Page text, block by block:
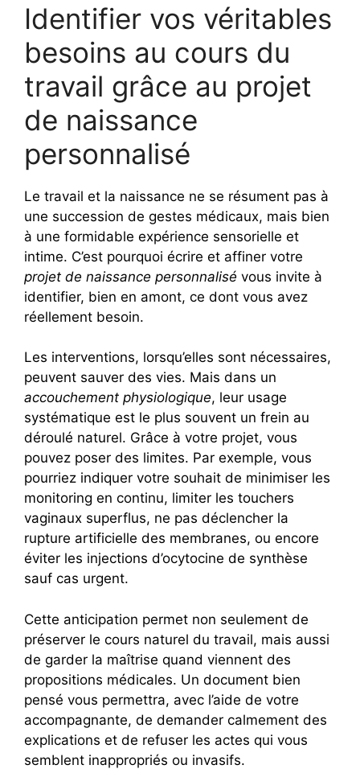
Identifier vos véritables
besoins au cours du
travail grâce au projet
de naissance
personnalisé
Le travail et la naissance ne se résument pas à
une succession de gestes médicaux, mais bien
à une formidable expérience sensorielle et
intime. C’est pourquoi écrire et affiner votre
projet de naissance personnalisé vous invite à
identifier, bien en amont, ce dont vous avez
réellement besoin.
Les interventions, lorsqu’elles sont nécessaires,
peuvent sauver des vies. Mais dans un
accouchement physiologique, leur usage
systématique est le plus souvent un frein au
déroulé naturel. Grâce à votre projet, vous
pouvez poser des limites. Par exemple, vous
pourriez indiquer votre souhait de minimiser les
monitoring en continu, limiter les touchers
vaginaux superflus, ne pas déclencher la
rupture artificielle des membranes, ou encore
éviter les injections d’ocytocine de synthèse
sauf cas urgent.
Cette anticipation permet non seulement de
préserver le cours naturel du travail, mais aussi
de garder la maîtrise quand viennent des
propositions médicales. Un document bien
pensé vous permettra, avec l’aide de votre
accompagnante, de demander calmement des
explications et de refuser les actes qui vous
semblent inappropriés ou invasifs.